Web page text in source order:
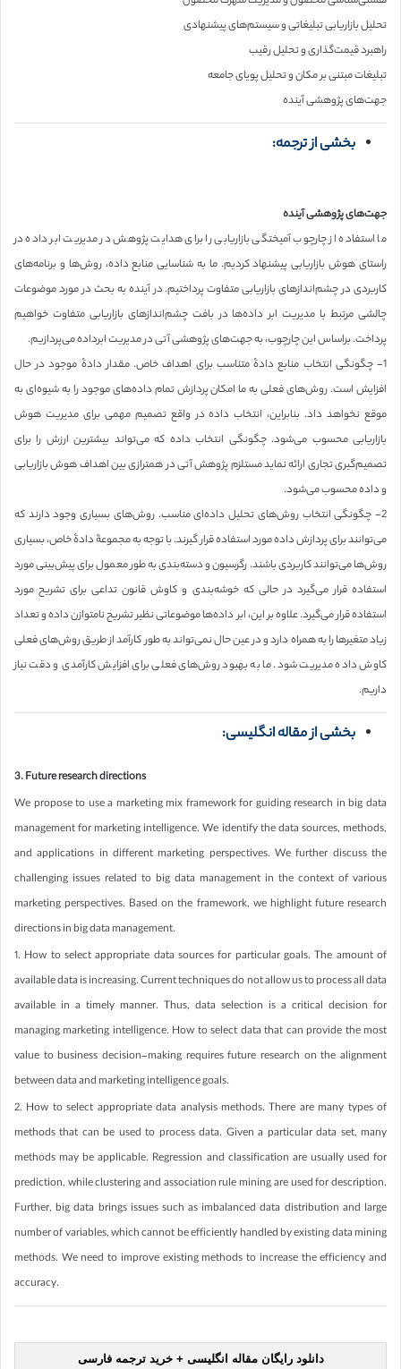
تحلیل بازاریابی تبلیغاتی و سیستم‌های پیشنهادی
راهبرد قیمت‌گذاری و تحلیل رقیب
تبلیغات مبتنی بر مکان و تحلیل پویای جامعه
جهت‌های پژوهشی آینده
بخشی از ترجمه:
جهت‌های پژوهشی آینده
ما استفاده از چارچوب آمیختگی بازاریابی را برای هدایت پژوهش در مدیریت ابر داده در
راستای هوش بازاریابی پیشنهاد کردیم. ما به شناسایی منابع داده، روش‌ها و برنامه‌های
کاربردی در چشم‌اندازهای بازاریابی متفاوت پرداختیم. در آینده به بحث در مورد موضوعات
چالشی مرتبط با مدیریت ابر داده‌ها در بافت چشم‌اندازهای بازاریابی متفاوت خواهیم
پرداخت. براساس این چارچوب، به جهت‌های پژوهشی آتی در مدیریت ابرداده می‌پردازیم.
1- چگونگی انتخاب منابع دادۀ متناسب برای اهداف خاص. مقدار دادۀ موجود در حال
افزایش است. روش‌های فعلی به ما امکان پردازش تمام داده‌های موجود را به شیوه‌ای به
موقع نخواهد داد. بنابراین، انتخاب داده در واقع تصمیم مهمی برای مدیریت هوش
بازاریابی محسوب می‌شود. چگونگی انتخاب داده که می‌تواند بیشترین ارزش را برای
تصمیم‌گیری تجاری ارائه نماید مستلزم پژوهش آتی در همترازی بین اهداف هوش بازاریابی
و داده محسوب می‌شود.
2- چگونگی انتخاب روش‌های تحلیل داده‌ای مناسب. روش‌های بسیاری وجود دارند که
می‌توانند برای پردازش داده مورد استفاده قرار گیرند. با توجه به مجموعۀ دادۀ خاص، بسیاری
روش‌ها می‌توانند کاربردی باشند. رگرسیون و دسته‌بندی به طور معمول برای پیش‌بینی مورد
استفاده قرار می‌گیرد در حالی که خوشه‌بندی و کاوش قانون تداعی برای تشریح مورد
استفاده قرار می‌گیرد. علاوه بر این، ابر داده‌ها موضوعاتی نظیر تشریح نامتوازن داده و تعداد
زیاد متغیرها را به همراه دارد و در عین حال نمی‌تواند به طور کارآمد از طریق روش‌های فعلی
کاوش داده مدیریت شود. ما به بهبود روش‌های فعلی برای افزایش کارآمدی و دقت نیاز
داریم.
بخشی از مقاله انگلیسی:
3. Future research directions
We propose to use a marketing mix framework for guiding research in big data
management for marketing intelligence. We identify the data sources, methods,
and applications in different marketing perspectives. We further discuss the
challenging issues related to big data management in the context of various
marketing perspectives. Based on the framework, we highlight future research
directions in big data management.
1. How to select appropriate data sources for particular goals. The amount of
available data is increasing. Current techniques do not allow us to process all data
available in a timely manner. Thus, data selection is a critical decision for
managing marketing intelligence. How to select data that can provide the most
value to business decision-making requires future research on the alignment
between data and marketing intelligence goals.
2. How to select appropriate data analysis methods. There are many types of
methods that can be used to process data. Given a particular data set, many
methods may be applicable. Regression and classification are usually used for
prediction, while clustering and association rule mining are used for description.
Further, big data brings issues such as imbalanced data distribution and large
number of variables, which cannot be efficiently handled by existing data mining
methods. We need to improve existing methods to increase the efficiency and
accuracy.
دانلود رایگان مقاله انگلیسی + خرید ترجمه فارسی